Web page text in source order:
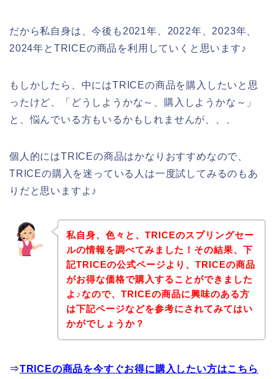
だから私自身は、今後も2021年、2022年、2023年、
2024年とTRICEの商品を利用していくと思います♪
もしかしたら、中にはTRICEの商品を購入したいと思
ったけど、「どうしようかな～、購入しようかな～」
と、悩んでいる方もいるかもしれませんが、、、
個人的にはTRICEの商品はかなりおすすめなので、
TRICEの購入を迷っている人は一度試してみるのもあ
りだと思いますよ♪
私自身、色々と、TRICEのスプリングセー
ルの情報を調べてみました！その結果、下
記TRICEの公式ページより、TRICEの商品
がお得な価格で購入することができました
よ♪なので、TRICEの商品に興味のある方
は下記ページなどを参考にされてみてはい
かがでしょうか？
⇒TRICEの商品を今すぐお得に購入したい方はこちら